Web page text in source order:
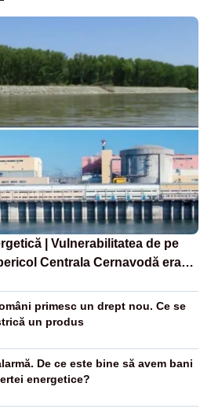
| Vulnerabilitatea de pe
Centrala Cernavodă era
lui Ceaușescu
primesc un drept nou. Ce se
un produs
De ce este bine să avem bani
energetice?